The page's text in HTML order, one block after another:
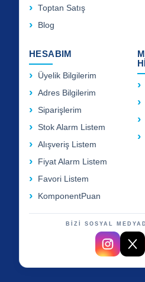
Toptan Satış
Blog
HESABIM
Üyelik Bilgilerim
Adres Bilgilerim
Siparişlerim
Stok Alarm Listem
Alışveriş Listem
Fiyat Alarm Listem
Favori Listem
KomponentPuan
BİZİ SOSYAL